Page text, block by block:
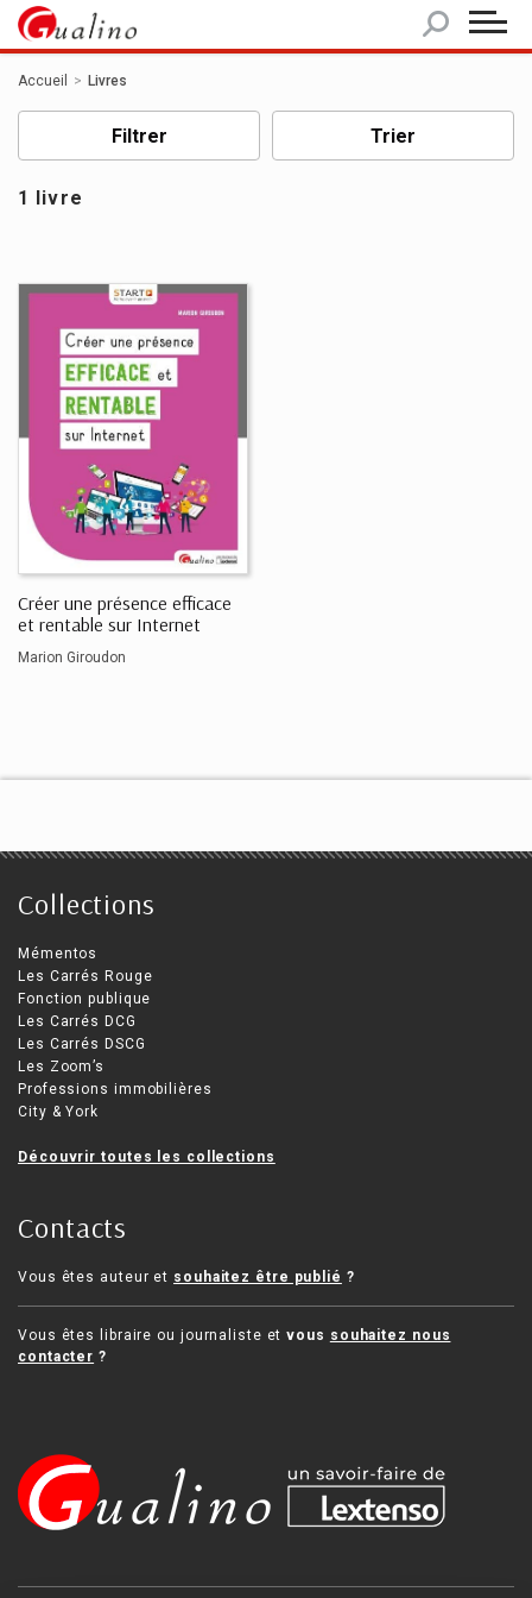
Accueil Livres
Filtrer Trier
1 livre
Créer une présence efficace
et rentable sur Internet
Marion Giroudon
Collections
Mémentos
Les Carrés Rouge
Fonction publique
Les Carrés DCG
Les Carrés DSCG
Les Zoom’s
Professions immobilières
City & York
Découvrir toutes les collections
Contacts
Vous êtes auteur et souhaitez être publié ?
Vous êtes libraire ou journaliste etvous souhaitez nous
contacter ?
Panneau de gestion des cookies